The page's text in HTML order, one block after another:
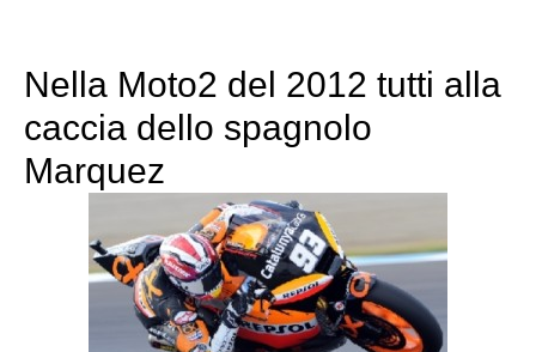
Nella Moto2 del 2012 tutti alla
caccia dello spagnolo
Marquez